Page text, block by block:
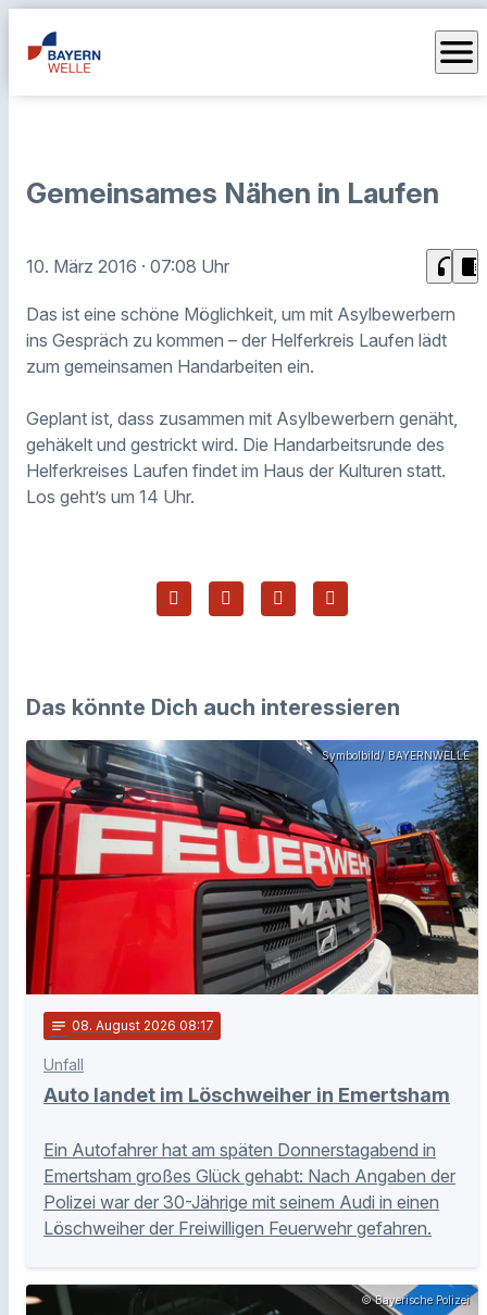
menu
Gemeinsames Nähen in Laufen
10. März 2016 · 07:08 Uhr headphones chrome_reader_mode
Das ist eine schöne Möglichkeit, um mit Asylbewerbern
ins Gespräch zu kommen – der Helferkreis Laufen lädt
zum gemeinsamen Handarbeiten ein.
Geplant ist, dass zusammen mit Asylbewerbern genäht,
gehäkelt und gestrickt wird. Die Handarbeitsrunde des
Helferkreises Laufen findet im Haus der Kulturen statt.
Los geht’s um 14 Uhr.
Das könnte Dich auch interessieren
Symbolbild/ BAYERNWELLE
notes 08. August 2026 08:17
Unfall
Auto landet im Löschweiher in Emertsham
Ein Autofahrer hat am späten Donnerstagabend in
Emertsham großes Glück gehabt: Nach Angaben der
Polizei war der 30-Jährige mit seinem Audi in einen
Löschweiher der Freiwilligen Feuerwehr gefahren.
© Bayerische Polizei